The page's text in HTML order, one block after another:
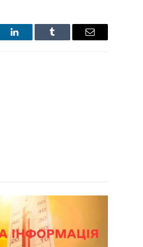
LinkedIn Tumblr Email